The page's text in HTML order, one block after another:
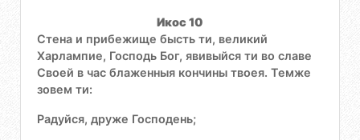
Икос 10
Стена и прибежище бысть ти, великий
Харлампие, Господь Бог, явивыйся ти во славе
Своей в час блаженныя кончины твоея. Темже
зовем ти:
Радуйся, друже Господень;